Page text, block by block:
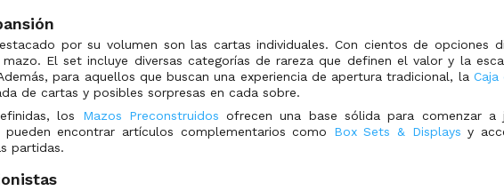
por su volumen son las cartas individuales. Con cientos de opciones
El set incluye diversas categorías de rareza que definen el valor y la
para aquellos que buscan una experiencia de apertura tradicional, laCaja
de cartas y posibles sorpresas en cada sobre.
los Mazos Preconstruidos ofrecen una base sólida para comenzar a
encontrar artículos complementarios como Box Sets & Displays y
partidas.